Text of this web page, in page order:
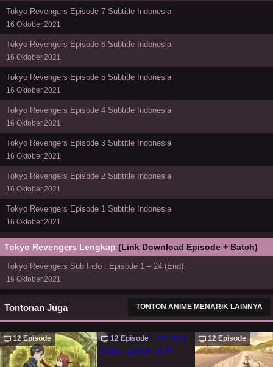
Tokyo Revengers Episode 7 Subtitle Indonesia
16 Oktober,2021
Tokyo Revengers Episode 6 Subtitle Indonesia
16 Oktober,2021
Tokyo Revengers Episode 5 Subtitle Indonesia
16 Oktober,2021
Tokyo Revengers Episode 4 Subtitle Indonesia
16 Oktober,2021
Tokyo Revengers Episode 3 Subtitle Indonesia
16 Oktober,2021
Tokyo Revengers Episode 2 Subtitle Indonesia
16 Oktober,2021
Tokyo Revengers Episode 1 Subtitle Indonesia
16 Oktober,2021
Tokyo Revengers Lengkap (Link Download Episode + Batch)
Tokyo Revengers Sub Indo : Episode 1 – 24 (End)
16 Oktober,2021
Tontonan Juga TONTON ANIME MENARIK LAINNYA
12 Episode 12 Episode 12 Episode